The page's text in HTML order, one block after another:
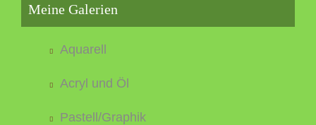
Meine Galerien
Aquarell
Acryl und Öl
Pastell/Graphik